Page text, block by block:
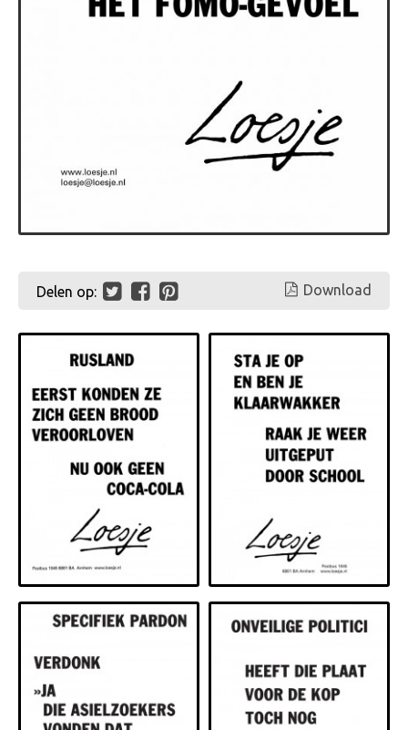
Delen op: Download